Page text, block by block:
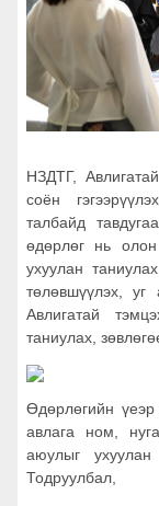
НЗДТГ,
соён
талбайд
өдөрлөг нь
ухуулан
төлөвшүүлэх, уг
Авлигатай
таниулах,
Өдөрлөгийн үеэр
авлага ном,
аюулыг ухуулан
Тодруулбал,